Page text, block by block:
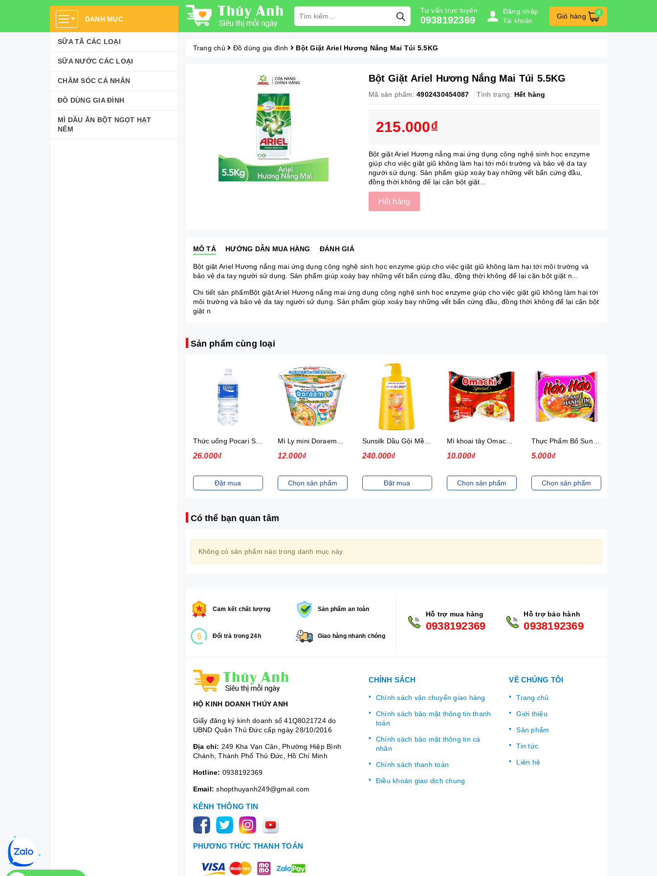
DANH MỤC
SỮA TÃ CÁC LOẠI
SỮA NƯỚC CÁC LOẠI
CHĂM SÓC CÁ NHÂN
ĐỒ DÙNG GIA ĐÌNH
MÌ DẦU ĂN BỘT NGỌT HẠT
NÊM
Tư vấn trực tuyến
0938192369
Đăng nhập
Tài khoản
Giỏ hàng 0
Trang chủ Đồ dùng gia đình Bột Giặt Ariel Hương Nắng Mai Túi 5.5KG
Bột Giặt Ariel Hương Nắng Mai Túi 5.5KG
Mã sản phẩm: 4902430454087 Tình trạng: Hết hàng
215.000₫
Bột giặt Ariel Hương nắng mai ứng dụng công nghệ sinh học enzyme
giúp cho việc giặt giũ không làm hại tới môi trường và bảo vệ da tay
người sử dụng. Sản phẩm giúp xoáy bay những vết bẩn cứng đầu,
đồng thời không để lại cặn bột giặt...
Hết hàng
MÔ TẢ HƯỚNG DẪN MUA HÀNG ĐÁNH GIÁ
Bột giặt Ariel Hương nắng mai ứng dụng công nghệ sinh học enzyme giúp cho việc giặt giũ không làm hại tới môi trường và
bảo vệ da tay người sử dụng. Sản phẩm giúp xoáy bay những vết bẩn cứng đầu, đồng thời không để lại cặn bột giặt n...
Chi tiết sản phẩmBột giặt Ariel Hương nắng mai ứng dụng công nghệ sinh học enzyme giúp cho việc giặt giũ không làm hại tới
môi trường và bảo vệ da tay người sử dụng. Sản phẩm giúp xoáy bay những vết bẩn cứng đầu, đồng thời không để lại cặn bột
giặt n
Sản phẩm cùng loại
26.000₫
Đặt mua
12.000₫
Chọn sản phẩm
240.000₫
Đặt mua
Mì khoai tây Omachi Special bò hầm xốt vang gói 92g (có gói thịt thật)
10.000₫
Chọn sản phẩm
5.000₫
Chọn sản phẩm
Có thể bạn quan tâm
Không có sản phẩm nào trong danh mục này.
Cam kết chất lượng Sản phẩm an toàn
Đổi trả trong 24h Giao hàng nhanh chóng
Hỗ trợ mua hàng
0938192369
Hỗ trợ bảo hành
0938192369
HỘ KINH DOANH THÚY ANH
Giấy đăng ký kinh doanh số 41Q8021724 do
UBND Quận Thủ Đức cấp ngày 28/10/2016
Địa chỉ: 249 Kha Vạn Cân, Phường Hiệp Bình
Chánh, Thành Phố Thủ Đức, Hồ Chí Minh
Hotline: 0938192369
Email: shopthuyanh249@gmail.com
KÊNH THÔNG TIN
PHƯƠNG THỨC THANH TOÁN
CHÍNH SÁCH
Chính sách vận chuyển giao hàng
Chính sách bảo mật thông tin thanh
toán
Chính sách bảo mật thông tin cá
nhân
Chính sách thanh toán
Điều khoản giao dịch chung
VỀ CHÚNG TÔI
Trang chủ
Giới thiệu
Sản phẩm
Tin tức
Liên hệ